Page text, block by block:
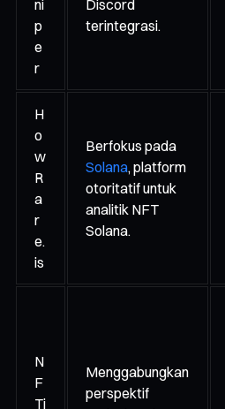
ni
p
e
r
Discord
terintegrasi.
H
o
w
R
a
r
e.
is
Berfokus pada
Solana, platform
otoritatif untuk
analitik NFT
Solana.
N
F
Ti
Menggabungkan
perspektif